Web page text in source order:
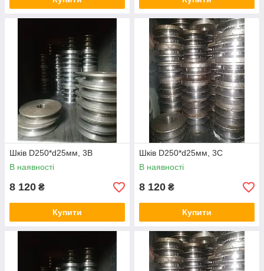
Шків D250*d25мм, 3В
В наявності
8 120 ₴
Купити
Шків D250*d25мм, 3С
В наявності
8 120 ₴
Купити